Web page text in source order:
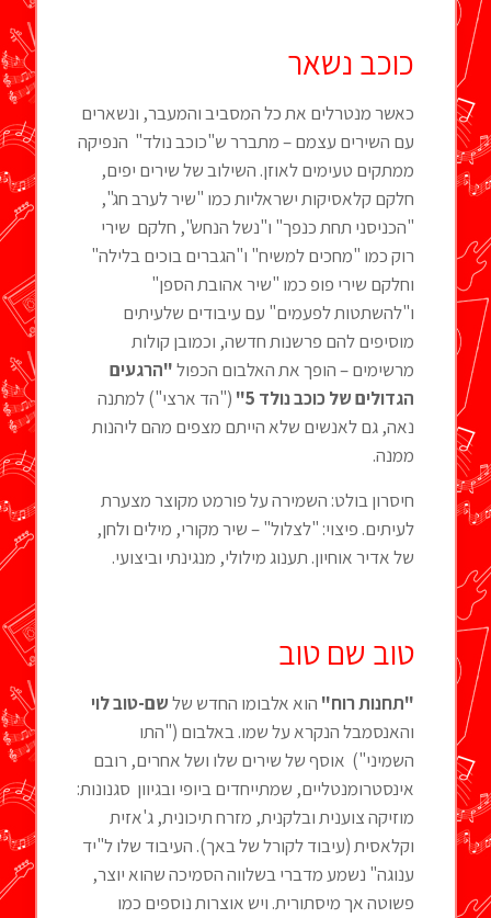
כוכב נשאר
כאשר מנטרלים את כל המסביב והמעבר, ונשארים
עם השירים עצמם – מתברר ש"כוכב נולד" הנפיקה
ממתקים טעימים לאוזן. השילוב של שירים יפים,
חלקם קלאסיקות ישראליות כמו "שיר לערב חג",
"הכניסני תחת כנפך" ו"נשל הנחש", חלקם שירי
רוק כמו "מחכים למשיח" ו"הגברים בוכים בלילה"
וחלקם שירי פופ כמו "שיר אהובת הספן"
ו"להשתטות לפעמים" עם עיבודים שלעיתים
מוסיפים להם פרשנות חדשה, וכמובן קולות
מרשימים – הופך את האלבום הכפול"הרגעים
הגדולים של כוכב נולד 5"
("הד ארצי") למתנה
נאה, גם לאנשים שלא הייתם מצפים מהם ליהנות
ממנה.
חיסרון בולט: השמירה על פורמט מקוצר מצערת
לעיתים. פיצוי: "לצלול" – שיר מקורי, מילים ולחן,
של אדיר אוחיון. תענוג מילולי, מנגינתי וביצועי.
טוב שם טוב
"תחנות רוח" הוא אלבומו החדש שלשם-טוב לוי
והאנסמבל הנקרא על שמו. באלבום ("התו
השמיני") אוסף של שירים שלו ושל אחרים, רובם
אינסטרומנטליים, שמתייחדים ביופי ובגיוון סגנונות:
מוזיקה צוענית ובלקנית, מזרח תיכונית, ג'אזית
וקלאסית (עיבוד לקורל של באך). העיבוד שלו ל"יד
ענוגה" נשמע מדברי בשלווה הסמיכה שהוא יוצר,
פשוטה אך מיסתורית. ויש אוצרות נוספים כמו